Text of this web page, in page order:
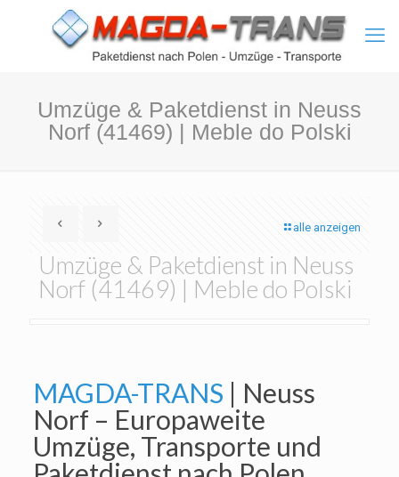
Umzüge & Paketdienst in Neuss
Norf (41469) | Meble do Polski
alle anzeigen
Umzüge & Paketdienst in Neuss
Norf (41469) | Meble do Polski
MAGDA-TRANS | Neuss
Norf – Europaweite
Umzüge, Transporte und